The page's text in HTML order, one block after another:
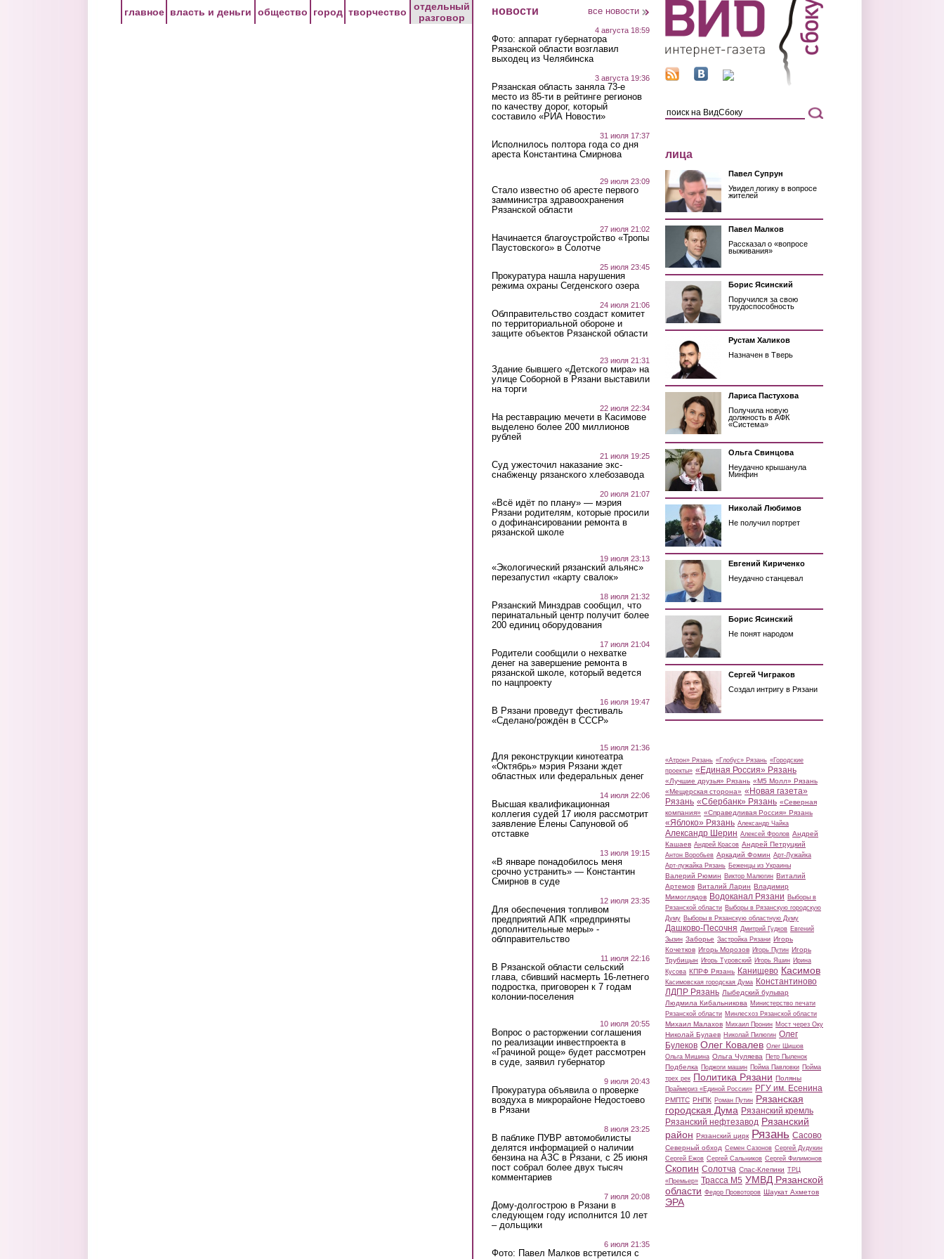
главное власть и деньги общество город творчество
отдельный
разговор
новости все новости
4 августа 18:59
Фото: аппарат губернатора
Рязанской области возглавил
выходец из Челябинска
3 августа 19:36
Рязанская область заняла 73-е
место из 85-ти в рейтинге регионов
по качеству дорог, который
составило «РИА Новости»
31 июля 17:37
Исполнилось полтора года со дня
ареста Константина Смирнова
29 июля 23:09
Стало известно об аресте первого
замминистра здравоохранения
Рязанской области
27 июля 21:02
Начинается благоустройство «Тропы
Паустовского» в Солотче
25 июля 23:45
Прокуратура нашла нарушения
режима охраны Сегденского озера
24 июля 21:06
Облправительство создаст комитет
по территориальной обороне и
защите объектов Рязанской области
23 июля 21:31
Здание бывшего «Детского мира» на
улице Соборной в Рязани выставили
на торги
22 июля 22:34
На реставрацию мечети в Касимове
выделено более 200 миллионов
рублей
21 июля 19:25
Суд ужесточил наказание экс-
снабженцу рязанского хлебозавода
20 июля 21:07
«Всё идёт по плану» — мэрия
Рязани родителям, которые просили
о дофинансировании ремонта в
рязанской школе
19 июля 23:13
«Экологический рязанский альянс»
перезапустил «карту свалок»
18 июля 21:32
Рязанский Минздрав сообщил, что
перинатальный центр получит более
200 единиц оборудования
17 июля 21:04
Родители сообщили о нехватке
денег на завершение ремонта в
рязанской школе, который ведется
по нацпроекту
16 июля 19:47
В Рязани проведут фестиваль
«Сделано/рождён в СССР»
15 июля 21:36
Для реконструкции кинотеатра
«Октябрь» мэрия Рязани ждет
областных или федеральных денег
14 июля 22:06
Высшая квалификационная
коллегия судей 17 июля рассмотрит
заявление Елены Сапуновой об
отставке
13 июля 19:15
«В январе понадобилось меня
срочно устранить» — Константин
Смирнов в суде
12 июля 23:35
Для обеспечения топливом
предприятий АПК «предприняты
дополнительные меры» -
облправительство
11 июля 22:16
В Рязанской области сельский
глава, сбивший насмерть 16-летнего
подростка, приговорен к 7 годам
колонии-поселения
10 июля 20:55
Вопрос о расторжении соглашения
по реализации инвестпроекта в
«Грачиной роще» будет рассмотрен
в суде, заявил губернатор
9 июля 20:43
Прокуратура объявила о проверке
воздуха в микрорайоне Недостоево
в Рязани
8 июля 23:25
В паблике ПУВР автомобилисты
делятся информацией о наличии
бензина на АЗС в Рязани, с 25 июня
пост собрал более двух тысяч
комментариев
7 июля 20:08
Дому-долгострою в Рязани в
следующем году исполнится 10 лет
– дольщики
6 июля 21:35
Фото: Павел Малков встретился с
лица
Павел Супрун
Увидел логику в вопросе
жителей
Павел Малков
Рассказал о «вопросе
выживания»
Борис Ясинский
Поручился за свою
трудоспособность
Рустам Халиков
Назначен в Тверь
Лариса Пастухова
Получила новую
должность в АФК
«Система»
Ольга Свинцова
Неудачно крышанула
Минфин
Николай Любимов
Не получил портрет
Евгений Кириченко
Неудачно станцевал
Борис Ясинский
Не понят народом
Сергей Чиграков
Создал интригу в Рязани
«Атрон» Рязань «Глобус» Рязань «Городские
проекты» «Единая Россия» Рязань
«Лучшие друзья» Рязань «М5 Молл» Рязань
«Мещерская сторона» «Новая газета»
Рязань «Сбербанк» Рязань «Северная
компания» «Справедливая Россия» Рязань
«Яблоко» Рязань Александр Чайка
Александр Шерин Алексей Фролов Андрей
Кашаев Андрей Красов Андрей Петруцкий
Антон Воробьев Аркадий Фомин Арт-Лужайка
Арт-лужайка Рязань Беженцы из Украины
Валерий Рюмин Виктор Малюгин Виталий
Артемов Виталий Ларин Владимир
Мимоглядов Водоканал Рязани Выборы в
Рязанской области Выборы в Рязанскую городскую
Думу Выборы в Рязанскую областную Думу
Дашково-Песочня Дмитрий Гудков Евгений
Зызин Заборье Застройка Рязани Игорь
Кочетков Игорь Морозов Игорь Путин Игорь
Трубицын Игорь Туровский Игорь Яшин Ирина
Кусова КПРФ Рязань Канищево Касимов
Касимовская городская Дума Константиново
ЛДПР Рязань Лыбедский бульвар
Людмила Кибальникова Министерство печати
Рязанской области Минлесхоз Рязанской области
Михаил Малахов Михаил Пронин Мост через Оку
Николай Булаев Николай Пилюгин Олег
Булеков Олег Ковалев Олег Шишов
Ольга Мишина Ольга Чуляева Петр Пыленок
Подбелка Поджоги машин Пойма Павловки Пойма
трех рек Политика Рязани Поляны
Праймериз «Единой России» РГУ им. Есенина
РМПТС РНПК Роман Путин Рязанская
городская Дума Рязанский кремль
Рязанский нефтезавод Рязанский
район Рязанский цирк Рязань Сасово
Северный обход Семен Сазонов Сергей Дудукин
Сергей Ежов Сергей Сальников Сергей Филимонов
Скопин Солотча Спас-Клепики ТРЦ
«Премьер» Трасса М5 УМВД Рязанской
области Федор Провоторов Шаукат Ахметов
ЭРА